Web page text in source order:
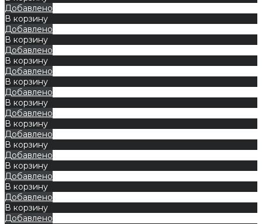
Добавлено
В корзину
Добавлено
В корзину
Добавлено
В корзину
Добавлено
В корзину
Добавлено
В корзину
Добавлено
В корзину
Добавлено
В корзину
Добавлено
В корзину
Добавлено
В корзину
Добавлено
В корзину
Добавлено